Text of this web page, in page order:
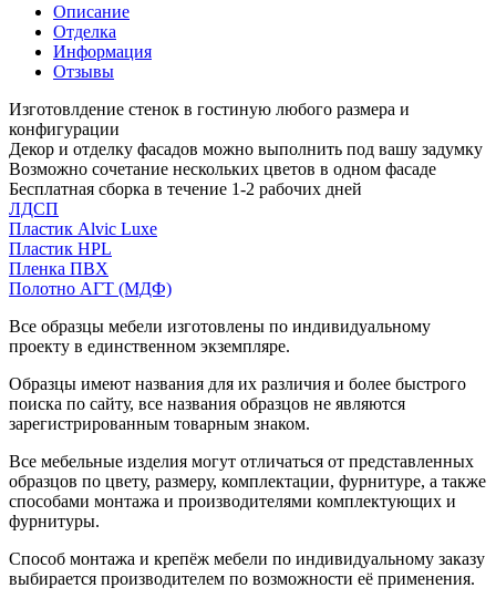
Описание
Отделка
Информация
Отзывы
Изготовлдение стенок в гостиную любого размера и
конфигурации
Декор и отделку фасадов можно выполнить под вашу задумку
Возможно сочетание нескольких цветов в одном фасаде
Бесплатная сборка в течение 1-2 рабочих дней
ЛДСП
Пластик Alvic Luxe
Пластик HPL
Пленка ПВХ
Полотно АГТ (МДФ)
Все образцы мебели изготовлены по индивидуальному
проекту в единственном экземпляре.
Образцы имеют названия для их различия и более быстрого
поиска по сайту, все названия образцов не являются
зарегистрированным товарным знаком.
Все мебельные изделия могут отличаться от представленных
образцов по цвету, размеру, комплектации, фурнитуре, а также
способами монтажа и производителями комплектующих и
фурнитуры.
Способ монтажа и крепёж мебели по индивидуальному заказу
выбирается производителем по возможности её применения.